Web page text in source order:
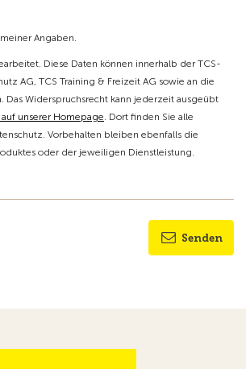
Angaben.
Diese Daten können innerhalb der TCS-
AG, TCS Training & Freizeit AG sowie an die
Widerspruchsrecht kann jederzeit ausgeübt
unserer Homepage. Dort finden Sie alle
Vorbehalten bleiben ebenfalls die
oder der jeweiligen Dienstleistung.
Senden